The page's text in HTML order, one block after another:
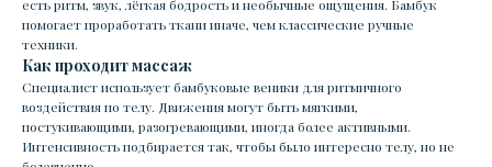
есть ритм, звук, лёгкая бодрость и необычные ощущения. Бамбук
помогает проработать ткани иначе, чем классические ручные
техники.
Как проходит массаж
Специалист использует бамбуковые веники для ритмичного
воздействия по телу. Движения могут быть мягкими,
постукивающими, разогревающими, иногда более активными.
Интенсивность подбирается так, чтобы было интересно телу, но не